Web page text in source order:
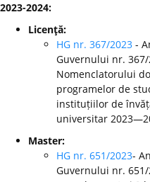
2023-2024:
Licenţă:
HG nr. 367/2023 -
Guvernului nr.
Nomenclatorului
programelor de
instituțiilor de
universitar
Master:
HG nr. 651/2023-
Guvernului nr.